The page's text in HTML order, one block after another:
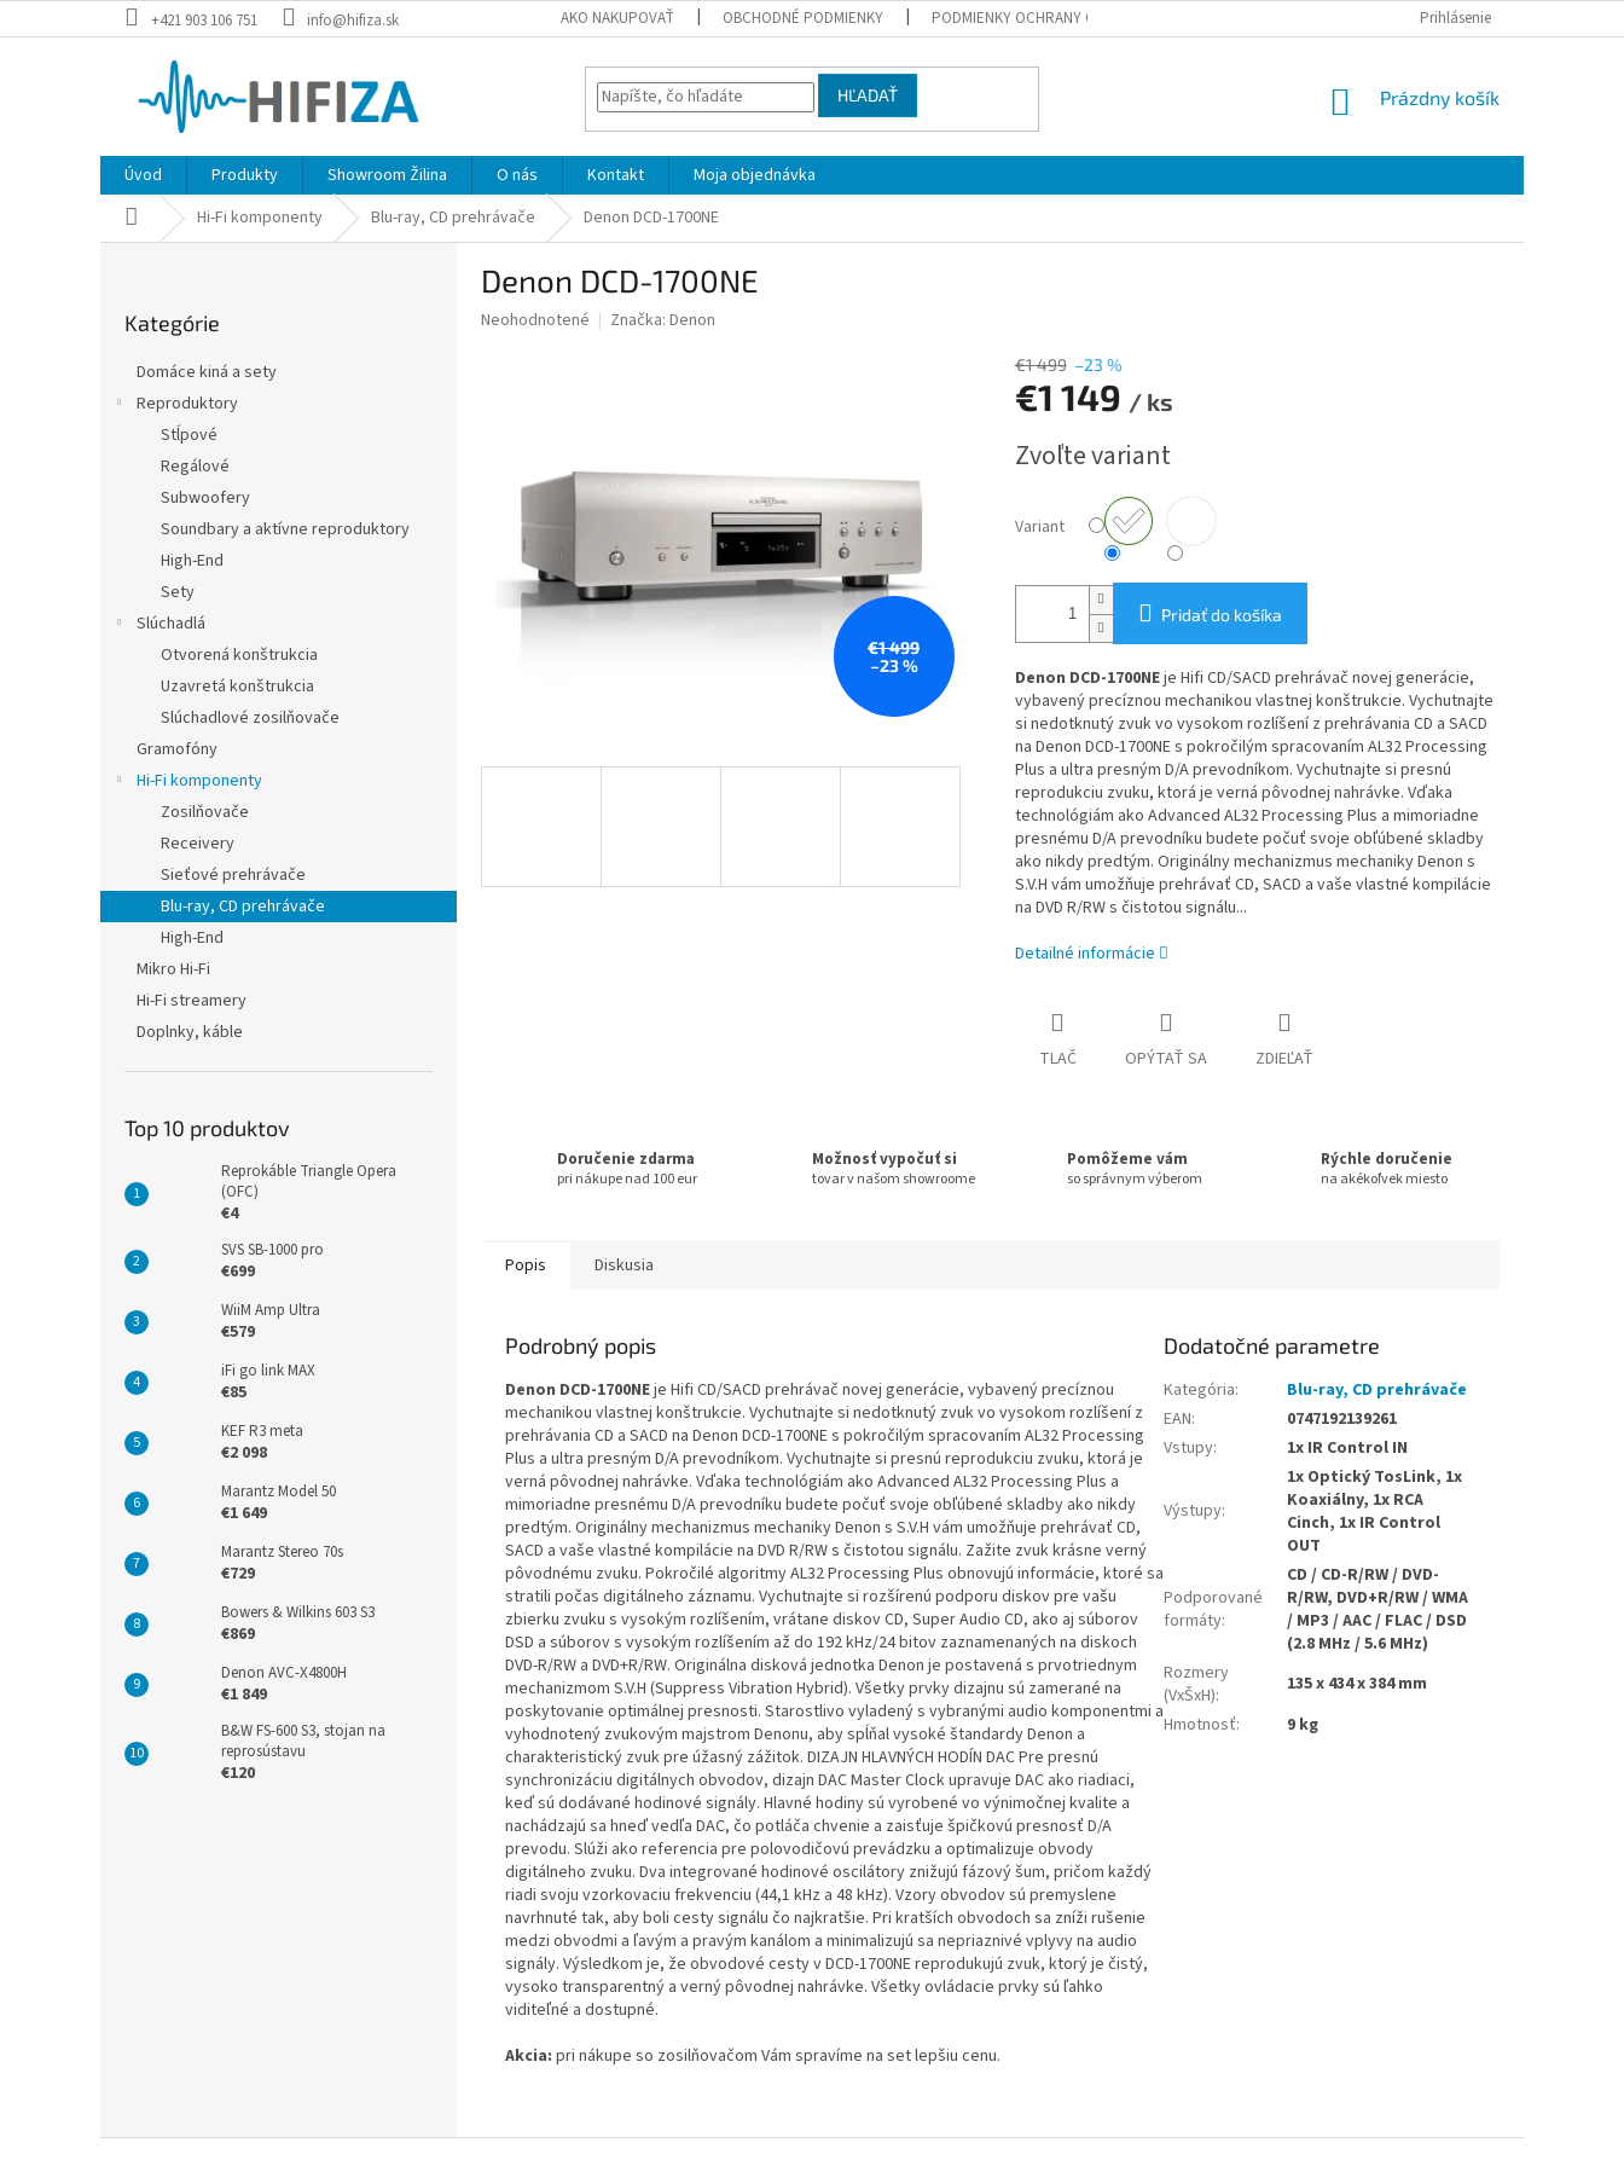
na
+421 903 106 751 info@hifiza.sk AKO NAKUPOVAŤ OBCHODNÉ PODMIENKY PODMIENKY OCHRANY OSOBNÝCH ÚDAJOV Prihlásenie
HĽADAŤ
NÁKUPNÝ
Prázdny košík
Úvod Produkty Showroom Žilina O nás Kontakt
Moja objednávka
DomovHi-Fi komponenty Blu-ray, CD prehrávače Denon DCD-1700NE
kategórie
Kategórie
Domáce kiná a sety
Reproduktory
Stĺpové
Regálové
Subwoofery
Soundbary a aktívne reproduktory
High-End
Sety
Slúchadlá
Otvorená konštrukcia
Uzavretá konštrukcia
Slúchadlové zosilňovače
Gramofóny
Hi-Fi komponenty
Zosilňovače
Receivery
Sieťové prehrávače
Blu-ray, CD prehrávače
High-End
Mikro Hi-Fi
Hi-Fi streamery
Doplnky, káble
Top 10 produktov
Reprokáble Triangle Opera
(OFC)
€4
SVS SB-1000 pro
€699
WiiM Amp Ultra
€579
iFi go link MAX
€85
KEF R3 meta
€2 098
Marantz Model 50
€1 649
Marantz Stereo 70s
€729
Bowers & Wilkins 603 S3
€869
Denon AVC-X4800H
€1 849
B&W FS-600 S3, stojan na
reprosústavu
€120
Denon DCD-1700NE
Priemerné
hviezdičiek.
Neohodnotené Značka: Denon
€1 499
–23 %
€1 499 –23 %
€1 149 / ks
cena:
Zvoľte variant
Variant
Pridať do košíka
Denon DCD-1700NEje Hifi CD/SACD prehrávač novej generácie,
vybavený precíznou mechanikou vlastnej konštrukcie. Vychutnajte
si nedotknutý zvuk vo vysokom rozlíšení z prehrávania CD a SACD
na Denon DCD-1700NE s pokročilým spracovaním AL32 Processing
Plus a ultra presným D/A prevodníkom. Vychutnajte si presnú
reprodukciu zvuku, ktorá je verná pôvodnej nahrávke. Vďaka
technológiám ako Advanced AL32 Processing Plus a mimoriadne
presnému D/A prevodníku budete počuť svoje obľúbené skladby
ako nikdy predtým. Originálny mechanizmus mechaniky Denon s
S.V.H vám umožňuje prehrávať CD, SACD a vaše vlastné kompilácie
na DVD R/RW s čistotou signálu...
Detailné informácie
TLAČ OPÝTAŤ SA ZDIEĽAŤ
Doručenie zdarma
pri nákupe nad 100 eur
Možnosť vypočuť si
tovar v našom showroome
Pomôžeme vám
so správnym výberom
Rýchle doručenie
na akékoľvek miesto
Popis Diskusia
Podrobný popis
Denon DCD-1700NEje Hifi CD/SACD prehrávač novej generácie, vybavený precíznou
mechanikou vlastnej konštrukcie. Vychutnajte si nedotknutý zvuk vo vysokom rozlíšení z
prehrávania CD a SACD na Denon DCD-1700NE s pokročilým spracovaním AL32 Processing
Plus a ultra presným D/A prevodníkom. Vychutnajte si presnú reprodukciu zvuku, ktorá je
verná pôvodnej nahrávke. Vďaka technológiám ako Advanced AL32 Processing Plus a
mimoriadne presnému D/A prevodníku budete počuť svoje obľúbené skladby ako nikdy
predtým. Originálny mechanizmus mechaniky Denon s S.V.H vám umožňuje prehrávať CD,
SACD a vaše vlastné kompilácie na DVD R/RW s čistotou signálu. Zažite zvuk krásne verný
pôvodnému zvuku. Pokročilé algoritmy AL32 Processing Plus obnovujú informácie, ktoré sa
stratili počas digitálneho záznamu. Vychutnajte si rozšírenú podporu diskov pre vašu
zbierku zvuku s vysokým rozlíšením, vrátane diskov CD, Super Audio CD, ako aj súborov
DSD a súborov s vysokým rozlíšením až do 192 kHz/24 bitov zaznamenaných na diskoch
DVD-R/RW a DVD+R/RW. Originálna disková jednotka Denon je postavená s prvotriednym
mechanizmom S.V.H (Suppress Vibration Hybrid). Všetky prvky dizajnu sú zamerané na
poskytovanie optimálnej presnosti. Starostlivo vyladený s vybranými audio komponentmi a
vyhodnotený zvukovým majstrom Denonu, aby spĺňal vysoké štandardy Denon a
charakteristický zvuk pre úžasný zážitok. DIZAJN HLAVNÝCH HODÍN DAC Pre presnú
synchronizáciu digitálnych obvodov, dizajn DAC Master Clock upravuje DAC ako riadiaci,
keď sú dodávané hodinové signály. Hlavné hodiny sú vyrobené vo výnimočnej kvalite a
nachádzajú sa hneď vedľa DAC, čo potláča chvenie a zaisťuje špičkovú presnosť D/A
prevodu. Slúži ako referencia pre polovodičovú prevádzku a optimalizuje obvody
digitálneho zvuku. Dva integrované hodinové oscilátory znižujú fázový šum, pričom každý
riadi svoju vzorkovaciu frekvenciu (44,1 kHz a 48 kHz). Vzory obvodov sú premyslene
navrhnuté tak, aby boli cesty signálu čo najkratšie. Pri kratších obvodoch sa zníži rušenie
medzi obvodmi a ľavým a pravým kanálom a minimalizujú sa nepriaznivé vplyvy na audio
signály. Výsledkom je, že obvodové cesty v DCD-1700NE reprodukujú zvuk, ktorý je čistý,
vysoko transparentný a verný pôvodnej nahrávke. Všetky ovládacie prvky sú ľahko
viditeľné a dostupné.
Akcia: pri nákupe so zosilňovačom Vám spravíme na set lepšiu cenu.
Dodatočné parametre
Kategória:
Blu-ray, CD prehrávače
EAN:
0747192139261
Vstupy: 1x IR Control IN
Výstupy:
1x Optický TosLink, 1x
Koaxiálny, 1x RCA
Cinch, 1x IR Control
OUT
Podporované
formáty:
CD / CD-R/RW / DVD-
R/RW, DVD+R/RW / WMA
/ MP3 / AAC / FLAC / DSD
(2.8 MHz / 5.6 MHz)
Rozmery
(VxŠxH):
135 x 434 x 384 mm
Hmotnosť: 9 kg